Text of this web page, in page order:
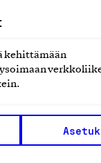
kehittämään